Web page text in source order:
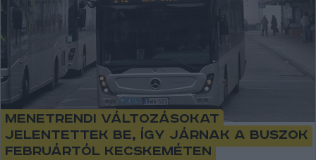
Menetrendi változásokat
jelentettek be, így járnak a buszok
februártól Kecskeméten